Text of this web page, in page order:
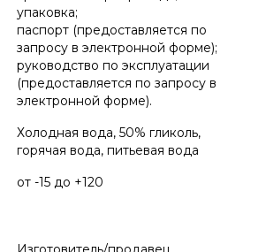
упаковка;
паспорт (предоставляется по
запросу в электронной форме);
руководство по эксплуатации
(предоставляется по запросу в
электронной форме).
Холодная вода, 50% гликоль,
горячая вода, питьевая вода
от -15 до +120